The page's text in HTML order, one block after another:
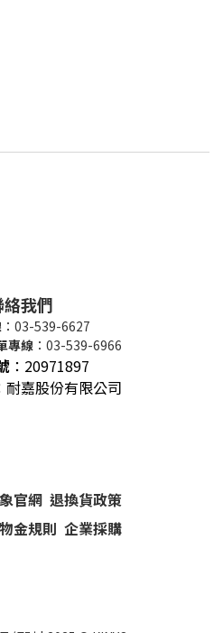
絡我們
：03-539-6627
專線 ：03-539-6966
： 20971897
耐嘉股份有限公司
官網 退換貨政策
金規則 企業採購